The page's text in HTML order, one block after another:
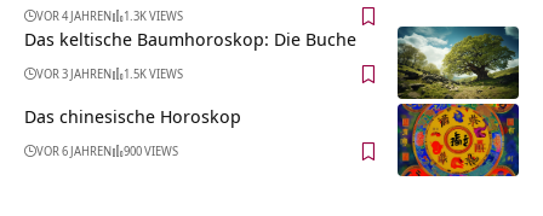
VOR 4 JAHREN 1.3K VIEWS
Das keltische Baumhoroskop: Die Buche
VOR 3 JAHREN 1.5K VIEWS
Das chinesische Horoskop
VOR 6 JAHREN 900 VIEWS